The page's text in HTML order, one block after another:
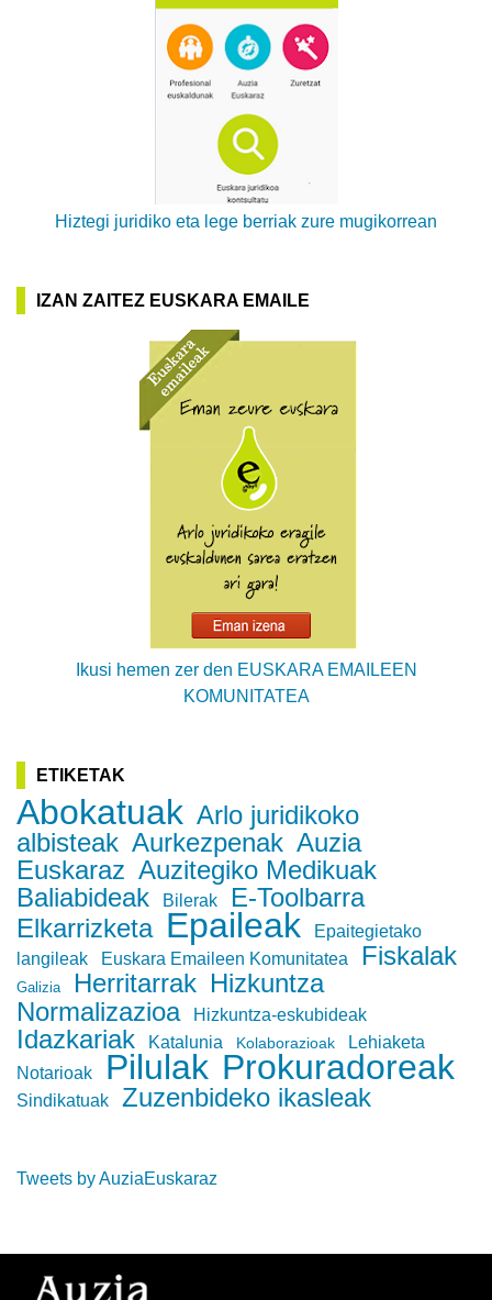
Hiztegi juridiko eta lege berriak zure mugikorrean
IZAN ZAITEZ EUSKARA EMAILE
Ikusi hemen zer den EUSKARA EMAILEEN
KOMUNITATEA
ETIKETAK
Abokatuak Arlo juridikoko
albisteak Aurkezpenak Auzia
Euskaraz Auzitegiko Medikuak
Baliabideak
Bilerak
E-Toolbarra
Elkarrizketa Epaileak
Epaitegietako
langileak
Euskara Emaileen Komunitatea Fiskalak
Galizia Herritarrak Hizkuntza
Normalizazioa
Hizkuntza-eskubideak
Idazkariak Katalunia Kolaborazioak
Lehiaketa
Notarioak
Pilulak Prokuradoreak
Sindikatuak Zuzenbideko ikasleak
Tweets by AuziaEuskaraz